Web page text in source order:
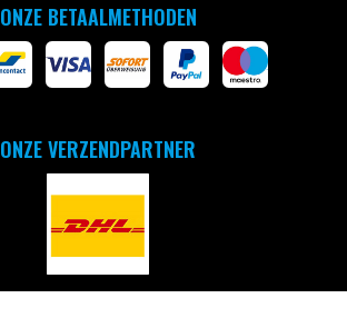
ONZE BETAALMETHODEN
ONZE VERZENDPARTNER